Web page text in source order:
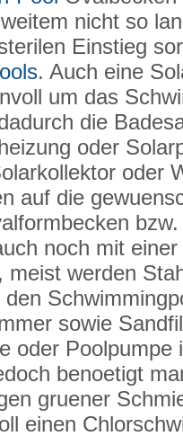
nicht so
Einstieg
. Auch eine
um das
die
oder
oder
auf die
noch mit einer
meist werden
sowie
oder
benoetigt
gruener
einen